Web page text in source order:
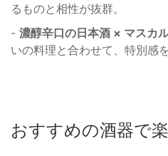
るものと相性が抜群。
- 濃醇辛口の日本酒 × マスカ
いの料理と合わせて、特別感を
おすすめの酒器で